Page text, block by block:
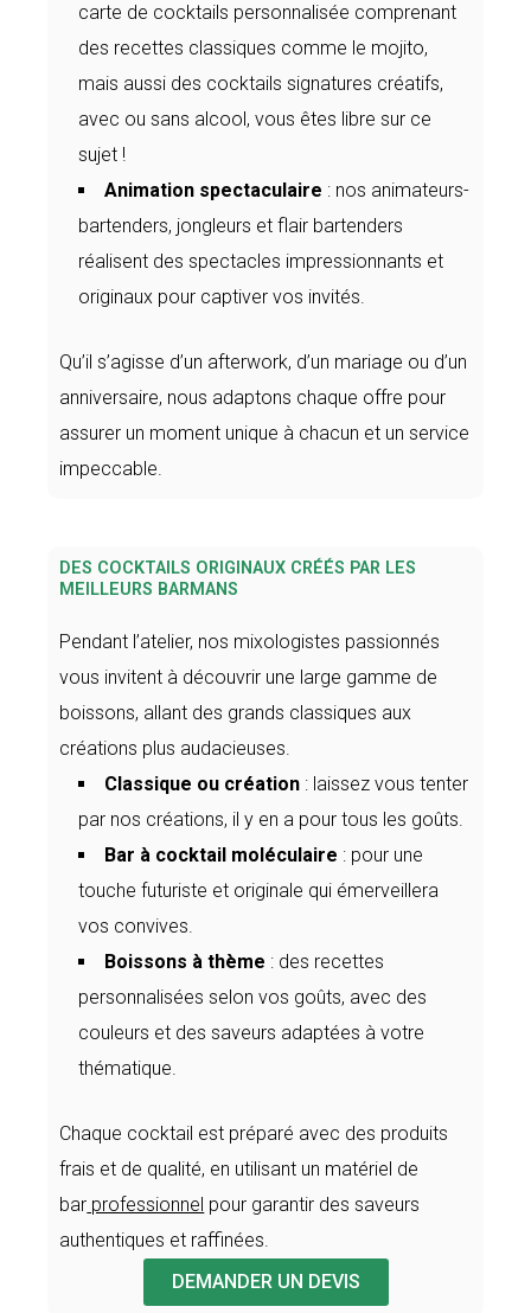
carte de cocktails personnalisée comprenant
des recettes classiques comme le mojito,
mais aussi des cocktails signatures créatifs,
avec ou sans alcool, vous êtes libre sur ce
sujet !
Animation spectaculaire : nos animateurs-
bartenders, jongleurs et flair bartenders
réalisent des spectacles impressionnants et
originaux pour captiver vos invités.
Qu’il s’agisse d’un afterwork, d’un mariage ou d’un
anniversaire, nous adaptons chaque offre pour
assurer un moment unique à chacun et un service
impeccable.
DES COCKTAILS ORIGINAUX CRÉÉS PAR LES
MEILLEURS BARMANS
Pendant l’atelier, nos mixologistes passionnés
vous invitent à découvrir une large gamme de
boissons, allant des grands classiques aux
créations plus audacieuses.
Classique ou création : laissez vous tenter
par nos créations, il y en a pour tous les goûts.
Bar à cocktail moléculaire : pour une
touche futuriste et originale qui émerveillera
vos convives.
Boissons à thème : des recettes
personnalisées selon vos goûts, avec des
couleurs et des saveurs adaptées à votre
thématique.
Chaque cocktail est préparé avec des produits
frais et de qualité, en utilisant un matériel de
bar professionnel pour garantir des saveurs
authentiques et raffinées.
DEMANDER UN DEVIS